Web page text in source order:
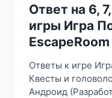
15
УРОВЕНЬ
ИГРЫ
ИГРА
ПОБЕГ
КОМНАТЫ
—
ESCAPEROOM
Ответ на 6,
игры Игра
EscapeRoom
Ответы к игре
Квесты и
Андроид